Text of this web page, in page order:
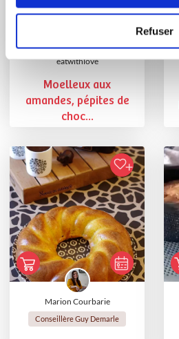
Refuser
eatwithlove
Moelleux aux
amandes, pépites de
choc...
Marion Courbarie
Conseillère Guy Demarle